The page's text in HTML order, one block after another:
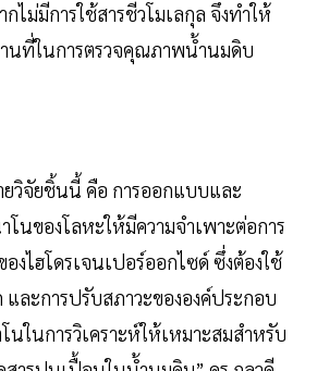
กไม่มีการใช้สารชีวโมเลกุล จึงทำให้
นที่ในการตรวจคุณภาพน้ำนมดิบ
ยวิจัยชิ้นนี้ คือ การออกแบบและ
โนของโลหะให้มีความจำเพาะต่อการ
งไฮโดรเจนเปอร์ออกไซด์ ซึ่งต้องใช้
และการปรับสภาวะขององค์ประกอบ
นในการวิเคราะห์ให้เหมาะสมสำหรับ